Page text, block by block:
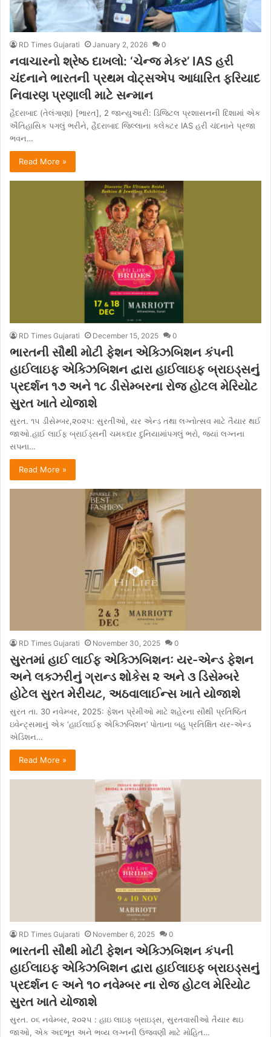
RD Times Gujarati January 2, 2026 0
નવાચારનો શ્રેષ્ઠ દાખલો: ‘ચેન્જ મેકર’ IAS હરી
ચંદનાને ભારતની પ્રથમ વોટ્સએપ આધારિત ફરિયાદ
નિવારણ પ્રણાલી માટે સન્માન
હૈદરાબાદ (તેલંગાણા) [ભારત], 2 જાન્યુઆરી: ડિજિટલ પ્રશાસનની દિશામાં એક
ઐતિહાસિક પગલું ભરીને, હૈદરાબાદ જિલ્લાના કલેક્ટર IAS હરી ચંદનાને પ્રજા
ભવન…
Read More »
RD Times Gujarati December 15, 2025 0
ભારતની સૌથી મોટી ફેશન એક્ઝિબિશન કંપની
હાઈલાઇફ એક્ઝિબિશન દ્વારા હાઈલાઇફ બ્રાઇડ્સનું
પ્રદર્શન ૧૭ અને ૧૮ ડીસેમ્બરના રોજ હોટલ મેરિયોટ
સુરત ખાતે યોજાશે
સુરત. ૧૫ ડીસેમ્બર,૨૦૨૫: સુરતીઓ, યર એન્ડ તથા લગ્નોત્સવ માટે તૈયાર થઈ
જાઓ.હાઈ લાઈફ બ્રાઈડ્સની ચમકદાર દુનિયામાંપગલું ભરો, જ્યાં લગ્નના
સપના…
Read More »
RD Times Gujarati November 30, 2025 0
સુરતમાં હાઈ લાઈફ એક્ઝિબિશનઃ યર-એન્ડ ફેશન
અને લક્ઝરીનું ગ્રાન્ડ શોકેસ ૨ અને ૩ ડિસેમ્બરે
હોટેલ સુરત મેરીયટ, અઠવાલાઈન્સ ખાતે યોજાશે
સુરત તા. 30 નવેમ્બર, 2025: ફેશન પ્રેમીઓ માટે શહેરના સૌથી પ્રતિષ્ઠિત
ઇવેન્ટ્સમાનું એક ‘હાઈલાઈફ એક્ઝિબિશન’ પોતાના બહુ પ્રતિક્ષિત યર-એન્ડ
એડિશન…
Read More »
RD Times Gujarati November 6, 2025 0
ભારતની સૌથી મોટી ફેશન એક્ઝિબિશન કંપની
હાઈલાઇફ એક્ઝિબિશન દ્વારા હાઈલાઇફ બ્રાઇડ્સનું
પ્રદર્શન ૯ અને ૧૦ નવેમ્બર ના રોજ હોટલ મેરિયોટ
સુરત ખાતે યોજાશે
સુરત. ૦૬ નવેમ્બર, ૨૦૨૫ : હાઇ લાઇફ બ્રાઇડ્સ, સુરતવાસીઓ તૈયાર થઇ
જાઓ, એક અદભૂત અને ભવ્ય લગ્નની ઉજવણી માટે મોહિત…